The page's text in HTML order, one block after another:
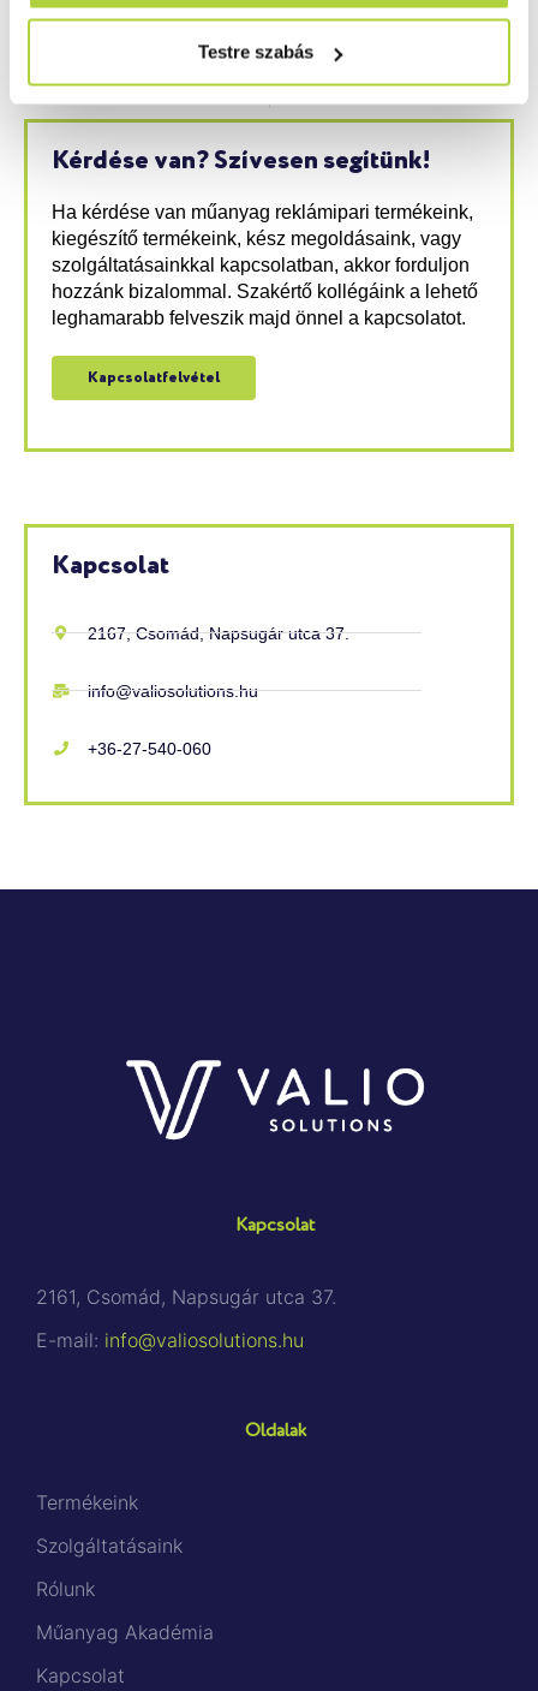
Testre szabás
A műanyag kiválasztás alapjai feldolgozáshoz III.
KÖVETKEZŐ CIKK
Melyik reklámtáblához melyik műanyagot használjuk?
Kérdése van? Szívesen segítünk!
Ha kérdése van műanyag reklámipari termékeink,
kiegészítő termékeink, kész megoldásaink, vagy
szolgáltatásainkkal kapcsolatban, akkor forduljon
hozzánk bizalommal. Szakértő kollégáink a lehető
leghamarabb felveszik majd önnel a kapcsolatot.
Kapcsolatfelvétel
Kapcsolat
2167, Csomád, Napsugár utca 37.
info@valiosolutions.hu
+36-27-540-060
Kapcsolat
2161, Csomád, Napsugár utca 37.
E-mail: info@valiosolutions.hu
Oldalak
Termékeink
Szolgáltatásaink
Rólunk
Műanyag Akadémia
Kapcsolat